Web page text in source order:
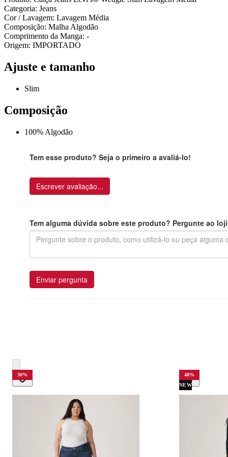
Categoria: Jeans
Cor / Lavagem: Lavagem Média
Composição: Malha Algodão
Comprimento da Manga: -
Origem: IMPORTADO
Ajuste e tamanho
Slim
Composição
100% Algodão
Tem esse produto? Seja o primeiro a avaliá-lo!
Escrever avaliação...
Tem alguma dúvida sobre este produto? Pergunte ao
Enviar pergunta
30% 40%
NEW